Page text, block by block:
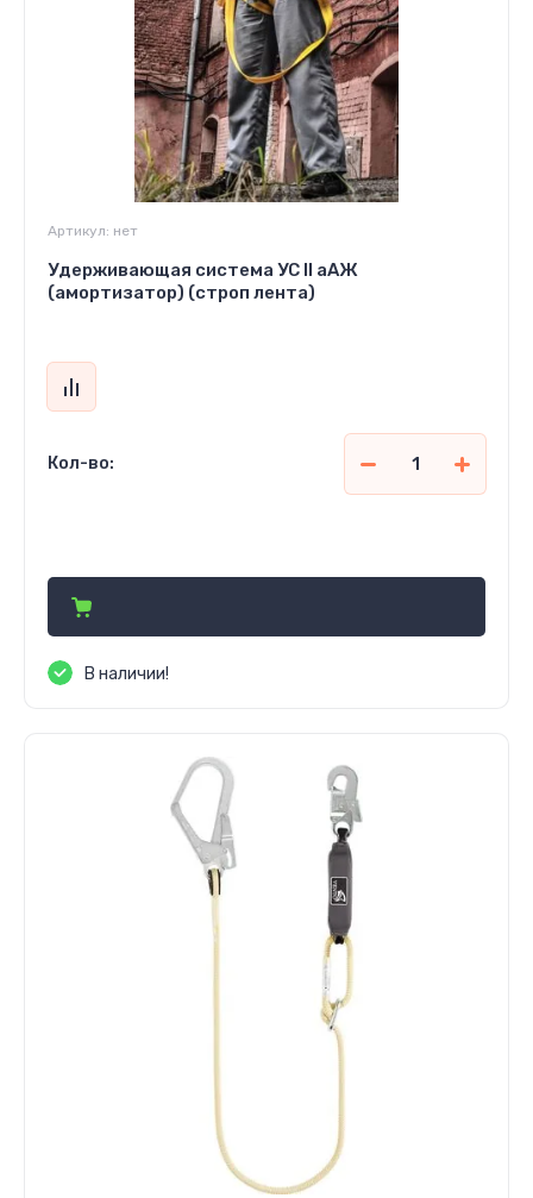
Артикул: нет
Удерживающая система УC II аAЖ
(амортизатор) (строп лента)
Кол-во:
В наличии!